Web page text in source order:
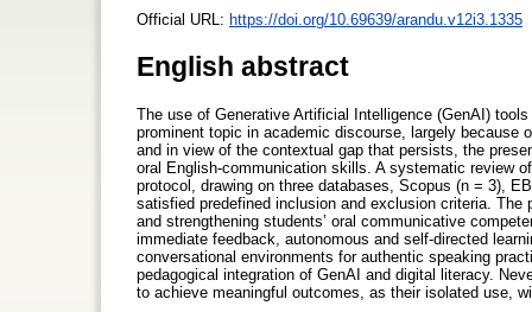
Official URL: https://doi.org/10.69639/arandu.v12i3.1335
English abstract
The use of Generative Artificial Intelligence (GenAI)
prominent topic in academic discourse, largely because
and in view of the contextual gap that persists, the
oral English-communication skills. A systematic review
protocol, drawing on three databases, Scopus (n = 3),
satisfied predefined inclusion and exclusion criteria.
and strengthening students’ oral communicative
immediate feedback, autonomous and self-directed
conversational environments for authentic speaking
pedagogical integration of GenAI and digital literacy.
to achieve meaningful outcomes, as their isolated use,